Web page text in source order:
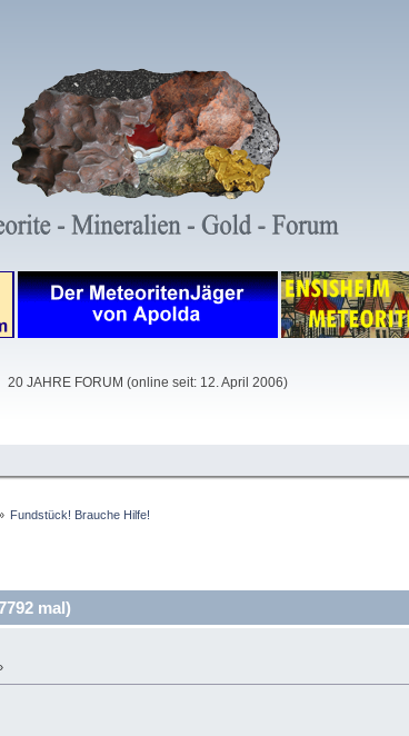
20 JAHRE FORUM (online seit: 12. April 2006)
Fundstück! Brauche Hilfe!
mal)